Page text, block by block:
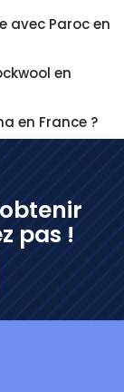
avec Paroc en
en
en France ?
pas !